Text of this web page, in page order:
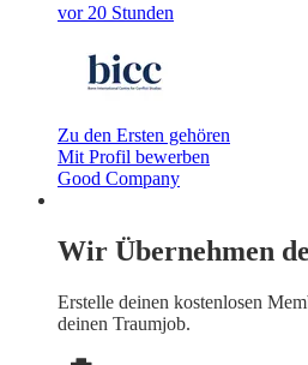
vor 20 Stunden
Zu den Ersten gehören
Mit Profil bewerben
Good Company
Wir Übernehmen
Erstelle deinen kostenlosen
deinen Traumjob.